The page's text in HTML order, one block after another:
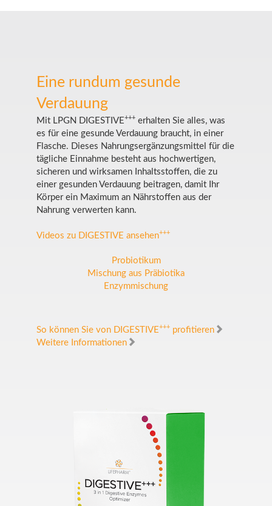
Eine rundum gesunde
Verdauung
Mit LPGN DIGESTIVE+++ erhalten Sie alles, was
es für eine gesunde Verdauung braucht, in einer
Flasche. Dieses Nahrungsergänzungsmittel für die
tägliche Einnahme besteht aus hochwertigen,
sicheren und wirksamen Inhaltsstoffen, die zu
einer gesunden Verdauung beitragen, damit Ihr
Körper ein Maximum an Nährstoffen aus der
Nahrung verwerten kann.
Videos zu DIGESTIVE ansehen+++
Probiotikum
Mischung aus Präbiotika
Enzymmischung
So können Sie von DIGESTIVE+++ profitieren
Weitere Informationen